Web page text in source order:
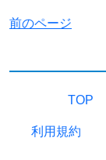
前のページ
TOP
利用規約